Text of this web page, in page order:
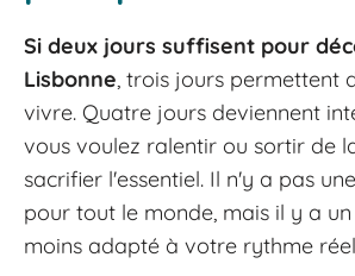
Si deux jours suffisent pour
Lisbonne, trois jours permettent
vivre. Quatre jours deviennent
vous voulez ralentir ou sortir de
sacrifier l'essentiel. Il n'y a pas
pour tout le monde, mais il y a
moins adapté à votre rythme